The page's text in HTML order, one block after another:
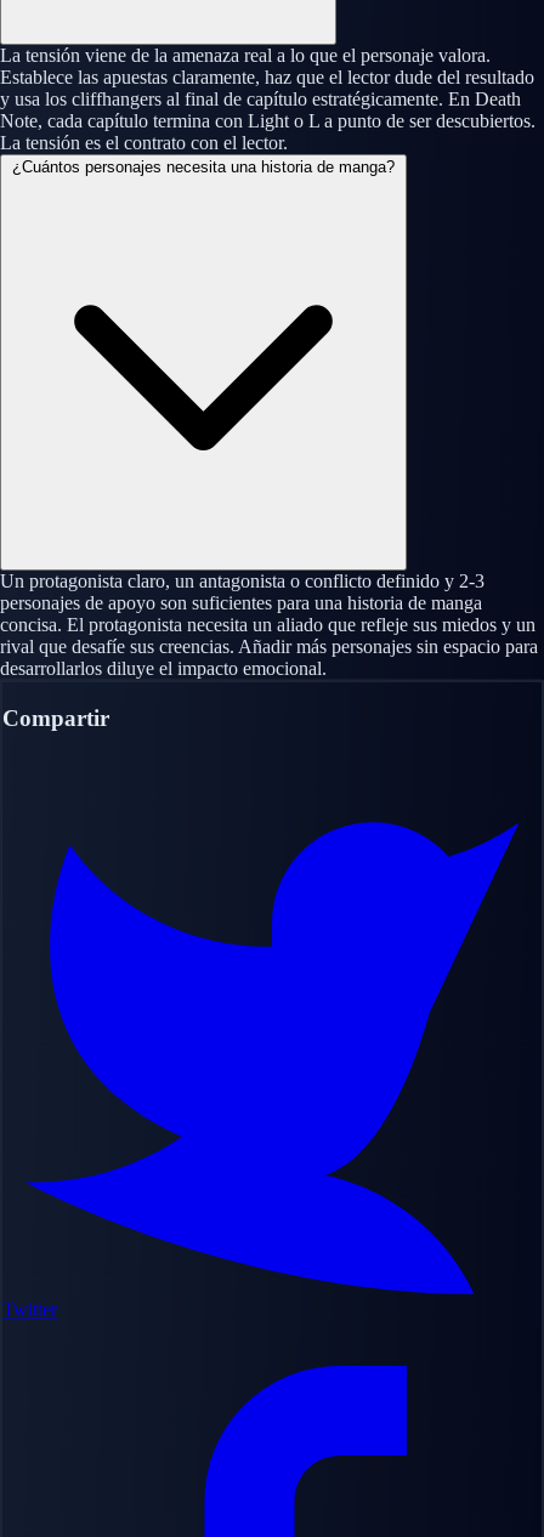
La tensión viene de la amenaza real a lo que el personaje valora.
Establece las apuestas claramente, haz que el lector dude del resultado
y usa los cliffhangers al final de capítulo estratégicamente. En Death
Note, cada capítulo termina con Light o L a punto de ser descubiertos.
La tensión es el contrato con el lector.
¿Cuántos personajes necesita una historia de manga?
Un protagonista claro, un antagonista o conflicto definido y 2-3
personajes de apoyo son suficientes para una historia de manga
concisa. El protagonista necesita un aliado que refleje sus miedos y un
rival que desafíe sus creencias. Añadir más personajes sin espacio para
desarrollarlos diluye el impacto emocional.
Compartir
Twitter